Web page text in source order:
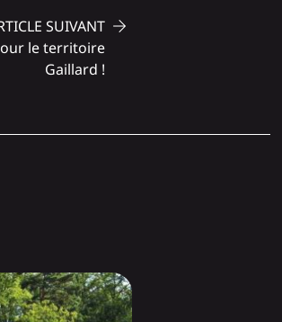
SUIVANT
le territoire
Gaillard !